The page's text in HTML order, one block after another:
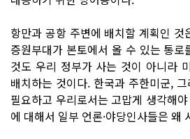
항만과 공항 주변에 배치할 계획인 것
증원부대가 본토에서 올 수 있는 통로
것도 우리 정부가 사는 것이 아니라
배치하는 것이다. 한국과 주한미군,
필요하고 우리로서는 고맙게 생각해
에 대해서 일부 언론·야당인사들은 왜